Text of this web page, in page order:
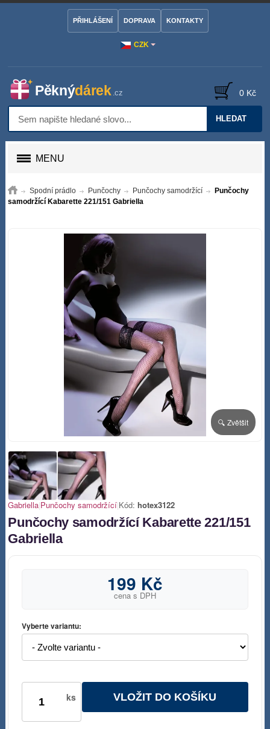
CZK
PŘIHLÁŠENÍ DOPRAVA KONTAKTY
HLEDAT
0 Kč
MENU
Spodní prádlo Punčochy Punčochy samodržící
Punčochy
samodržící Kabarette 221/151 Gabriella
🔍 Zvětšit
Gabriella|Punčochy samodržící|Kód:hotex3122
Punčochy samodržící Kabarette 221/151
Gabriella
199 Kč
cena s DPH
Vyberte variantu:
ks VLOŽIT DO KOŠÍKU